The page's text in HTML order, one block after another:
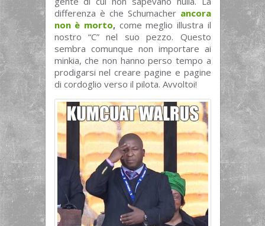
differenza è che Schumacher ancora
non è morto, come meglio illustra il
nostro “C” nel suo pezzo. Questo
sembra comunque non importare ai
minkia, che non hanno perso tempo a
prodigarsi nel creare pagine e pagine
di cordoglio verso il pilota. Avvoltoi!